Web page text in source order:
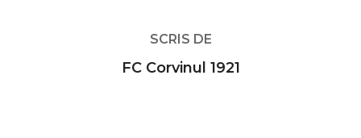
SCRIS DE
FC Corvinul 1921